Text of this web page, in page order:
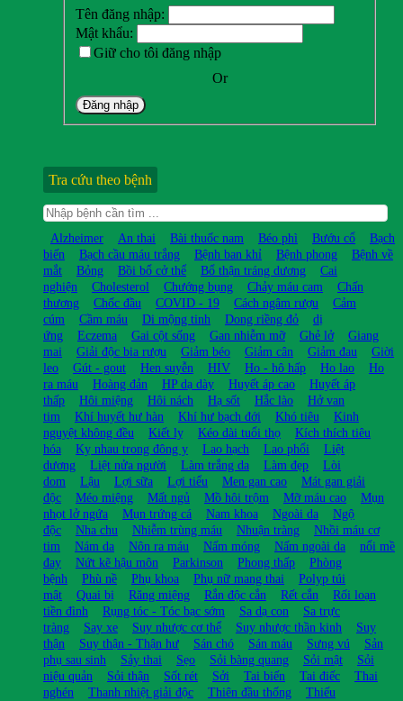
Tên đăng nhập:
Mật khẩu:
Giữ cho tôi đăng nhập
Or
Đăng nhập
Tra cứu theo bệnh
Alzheimer An thai Bài thuốc nam Béo phì Bướu cổ
Bạch
biến
Bạch cầu máu trắng Bệnh ban khỉ Bệnh phong
Bệnh về
mắt
Bỏng Bồi bổ cở thể Bổ thận tráng dương
Cai
nghiện
Cholesterol Chướng bụng Chảy máu cam
Chấn
thương
Chốc đầu COVID - 19 Cách ngâm rượu
Cảm
cúm
Cầm máu Di mộng tinh Dong riềng đỏ
dị
ứng
Eczema Gai cột sống Gan nhiễm mỡ Ghẻ lở
Giang
mai
Giải độc bia rượu Giảm béo Giảm cân Giảm đau
Giời
leo
Gút - gout Hen suyễn HIV Ho - hô hấp Ho lao
Ho
ra máu
Hoàng đản HP dạ dày Huyết áp cao
Huyết áp
thấp
Hôi miệng Hôi nách Hạ sốt Hắc lào
Hở van
tim
Khí huyết hư hàn Khí hư bạch đới Khó tiêu
Kinh
nguyệt không đều
Kiết lỵ Kéo dài tuổi thọ
Kích thích tiêu
hóa
Kỵ nhau trong đông y Lao hạch Lao phổi
Liệt
dương
Liệt nửa người Làm trắng da Làm đẹp
Lòi
dom
Lậu Lợi sữa Lợi tiểu Men gan cao
Mát gan giải
độc
Méo miệng Mất ngủ Mồ hôi trộm Mỡ máu cao
Mụn
nhọt lở ngứa
Mụn trứng cá Nam khoa Ngoài da
Ngộ
độc
Nha chu Nhiễm trùng máu Nhuận tràng
Nhồi máu cơ
tim
Nám da Nôn ra máu Nấm móng Nấm ngoài da
nổi mề
đay
Nứt kẽ hậu môn Parkinson Phong thấp
Phòng
bệnh
Phù nề Phụ khoa Phụ nữ mang thai
Polyp túi
mật
Quai bị Răng miệng Rắn độc cắn Rết cắn
Rối loạn
tiền đình
Rụng tóc - Tóc bạc sớm Sa dạ con
Sa trực
tràng
Say xe Suy nhược cơ thể Suy nhược thần kinh
Suy
thận
Suy thận - Thận hư Sán chó Sán máu Sưng vú
Sản
phụ sau sinh
Sảy thai Sẹo Sỏi bàng quang Sỏi mật
Sỏi
niệu quản
Sỏi thận Sốt rét Sởi Tai biến Tai điếc
Thai
nghén
Thanh nhiệt giải độc Thiên đầu thống
Thiếu